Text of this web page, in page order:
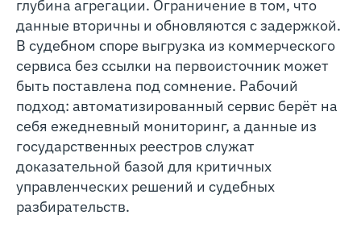
глубина агрегации. Ограничение в том, что
данные вторичны и обновляются с задержкой.
В судебном споре выгрузка из коммерческого
сервиса без ссылки на первоисточник может
быть поставлена под сомнение. Рабочий
подход: автоматизированный сервис берёт на
себя ежедневный мониторинг, а данные из
государственных реестров служат
доказательной базой для критичных
управленческих решений и судебных
разбирательств.